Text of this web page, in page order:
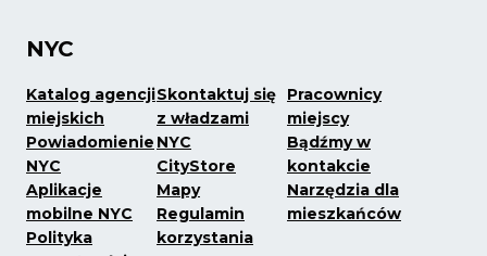
NYC
Katalog agencji
miejskich
Powiadomienie
NYC
Aplikacje
mobilne NYC
Polityka
Skontaktuj się
z władzami
NYC
CityStore
Mapy
Regulamin
korzystania
Pracownicy
miejscy
Bądźmy w
kontakcie
Narzędzia dla
mieszkańców